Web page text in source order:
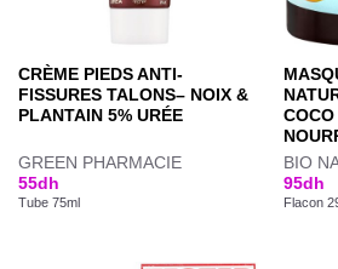
CRÈME PIEDS ANTI-
FISSURES TALONS– NOIX &
PLANTAIN 5% URÉE
GREEN PHARMACIE
55dh
Tube 75ml
BIO
95dh
Flacon